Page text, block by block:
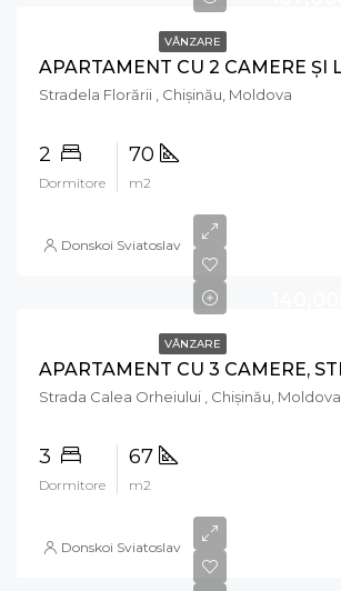
VÂNZARE
Stradela Florării , Chișinău, Moldova
2
Dormitore
70
m2
Donskoi Sviatoslav
VÂNZARE
Strada Calea Orheiului , Chișinău, Moldova
3
Dormitore
67
m2
Donskoi Sviatoslav